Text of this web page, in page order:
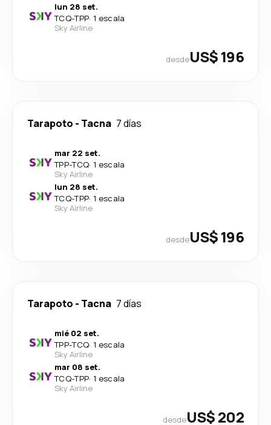
lun 28 set.
TCQ-TPP· 1 escala
Sky Airline
desdeUS$ 196
Tarapoto - Tacna 7 días
mar 22 set.
TPP-TCQ· 1 escala
Sky Airline
lun 28 set.
TCQ-TPP· 1 escala
Sky Airline
desdeUS$ 196
Tarapoto - Tacna 7 días
mié 02 set.
TPP-TCQ· 1 escala
Sky Airline
mar 08 set.
TCQ-TPP· 1 escala
Sky Airline
desdeUS$ 202